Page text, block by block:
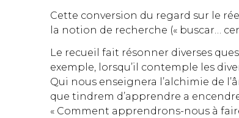
Cette conversion du regard sur le
la notion de recherche (« buscar…
Le recueil fait résonner diverses
exemple, lorsqu’il contemple les
Qui nous enseignera l’alchimie de
que tindrem d’apprendre a
« Comment apprendrons-nous à